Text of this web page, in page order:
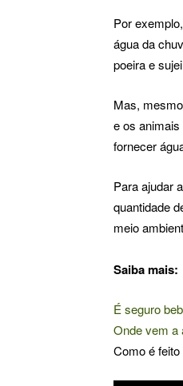
Por
água da
poeira e
Mas,
e os
fornecer
Para ajudar
quantidade
meio
Saiba mais:
É seguro
Onde vem a
Como é